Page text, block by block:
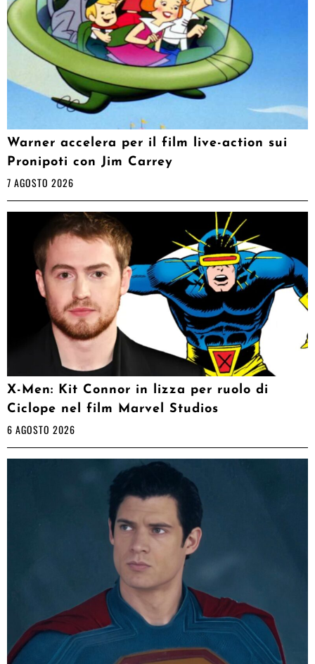
Warner accelera per il film live-action sui
Pronipoti con Jim Carrey
7 AGOSTO 2026
X-Men: Kit Connor in lizza per ruolo di
Ciclope nel film Marvel Studios
6 AGOSTO 2026